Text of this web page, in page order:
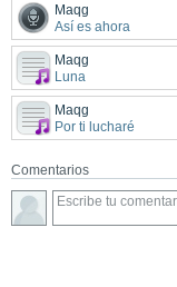
Maqg
Así es ahora
Maqg
Luna
Maqg
Por ti lucharé
Comentarios